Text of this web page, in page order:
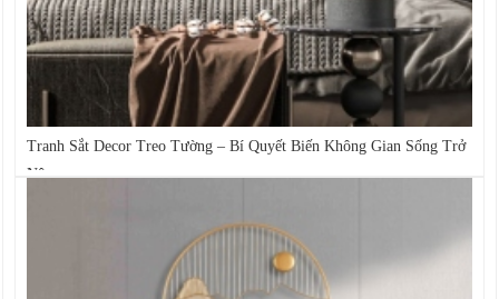
Tranh Sắt Decor Treo Tường – Bí Quyết Biến Không Gian Sống Trở
Nên...